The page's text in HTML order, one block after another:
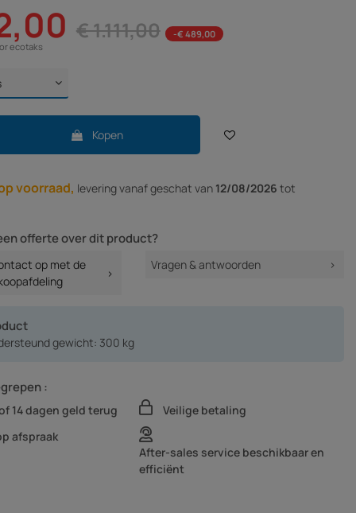
€ 1.111,00
-€ 489,00
ecotaks
Kopen
voorraad, levering vanafgeschat van 12/08/2026 tot
offerte over dit product?
op met de
Vragen & antwoorden
gewicht: 300 kg
:
14 dagen geld terug
Veilige betaling
afspraak
After-sales service beschikbaar en
efficiënt